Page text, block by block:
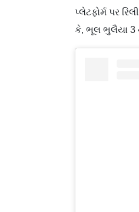
પ્લેટફોર્મ પર
કે, ભૂલ ભુલૈયા 3